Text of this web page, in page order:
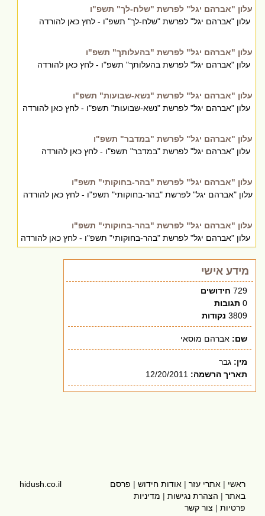
עלון "אברהם יגל" לפרשת "שלח-לך" תשפ"ו
עלון "אברהם יגל" לפרשת "שלח-לך" תשפ"ו - לחץ כאן להורדה
עלון "אברהם יגל" לפרשת "בהעלותך" תשפ"ו
עלון "אברהם יגל" לפרשת בהעלותך" תשפ"ו - לחץ כאן להורדה
עלון "אברהם יגל" לפרשת "נשא-שבועות" תשפ"ו
עלון "אברהם יגל" לפרשת "נשא-שבועות" תשפ"ו - לחץ כאן להורדה
עלון "אברהם יגל" לפרשת "במדבר" תשפ"ו
עלון "אברהם יגל" לפרשת "במדבר" תשפ"ו - לחץ כאן להורדה
עלון "אברהם יגל" לפרשת "בהר-בחוקותי" תשפ"ו
עלון "אברהם יגל" לפרשת "בהר-בחוקותי" תשפ"ו - לחץ כאן להורדה
עלון "אברהם יגל" לפרשת "בהר-בחוקותי" תשפ"ו
עלון "אברהם יגל" לפרשת "בהר-בחוקותי" תשפ"ו - לחץ כאן להורדה
מידע אישי
729 חידושים
0 תגובות
3809 נקודות
שם: אברהם מוסאי
מין: גבר
תאריך הרשמה: 12/20/2011
ראשי | אתרי עזר | אודות חידוש | פרסם
באתר | הצהרת נגישות | מדיניות
פרטיות | צור קשר
hidush.co.il